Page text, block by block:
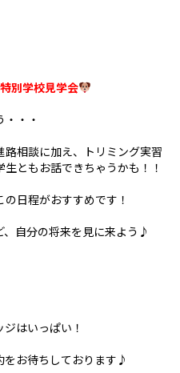
別学校見学会
・・
相談に加え、トリミング実習
ともお話できちゃうかも！！
日程がおすすめです！
、自分の将来を見に来よう♪
はいっぱい！
をお待ちしております♪